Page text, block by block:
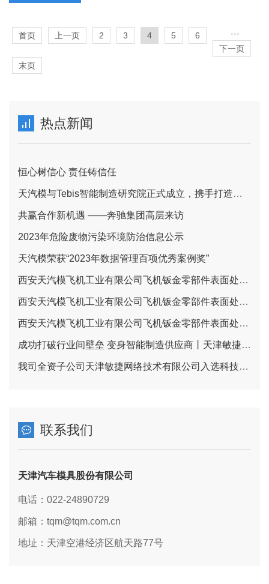
首页 上一页 ···
2 3 4 5
6
下一页
末页
热点新闻
恒心树信心 责任铸信任
天汽模与Tebis智能制造研究院正式成立，携手打造智能制造一体化新标杆
共赢合作新机遇 ——奔驰集团高层来访
2023年危险废物污染环境防治信息公示
天汽模荣获“2023年数据管理百项优秀案例奖”
西安天汽模飞机工业有限公司飞机钣金零部件表面处理项目报批前环境影响报告书全文和公众参与说明公示信息
西安天汽模飞机工业有限公司飞机钣金零部件表面处理项目 环境影响评价第二次公示
西安天汽模飞机工业有限公司飞机钣金零部件表面处理项目 环境影响公众参与信息公示（一次公示）
成功打破行业间壁垒 变身智能制造供应商丨天津敏捷云让柔性产线满足刚性需求
我司全资子公司天津敏捷网络技术有限公司入选科技型中小企业名单
联系我们
天津汽车模具股份有限公司
电话：022-24890729
邮箱：tqm@tqm.com.cn
地址：天津空港经济区航天路77号